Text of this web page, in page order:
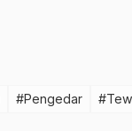
#Pengedar